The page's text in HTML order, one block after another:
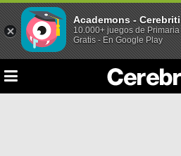
Academons - Cerebriti
10.000+ juegos de Primaria
Gratis - En Google Play